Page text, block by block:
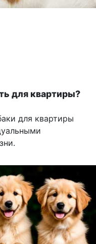
для квартиры?
для квартиры